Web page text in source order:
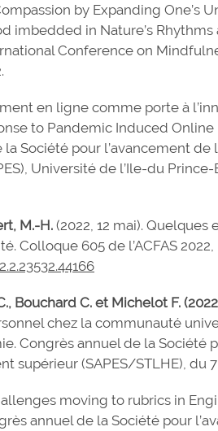
by Expanding One’s
imbedded in Nature’s
Conference on
en ligne comme porte à
to Pandemic Induced
Société pour l’avancement de
Université de l’Ile-du
M.-H.(2022, 12 mai).
Colloque 605 de l’ACFAS
Bouchard C. et Michelot F.
chez la communauté
Congrès annuel de la Société
supérieur (SAPES/STLHE), du
moving to rubrics in
annuel de la Société pour